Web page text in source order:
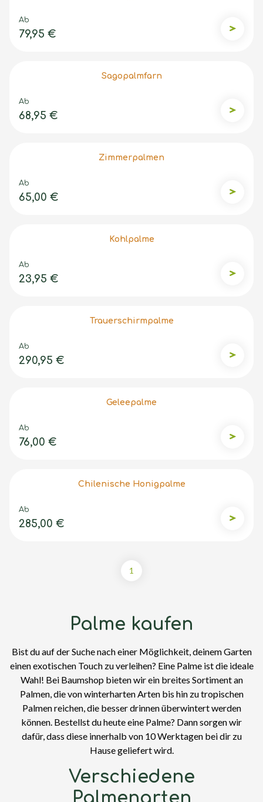
Ab
79,95 €
Sagopalmfarn
Ab
68,95 €
Zimmerpalmen
Ab
65,00 €
Kohlpalme
Ab
23,95 €
Trauerschirmpalme
Ab
290,95 €
Geleepalme
Ab
76,00 €
Chilenische Honigpalme
Ab
285,00 €
1
Palme kaufen
Bist du auf der Suche nach einer Möglichkeit, deinem Garten
einen exotischen Touch zu verleihen? Eine Palme ist die ideale
Wahl! Bei Baumshop bieten wir ein breites Sortiment an
Palmen, die von winterharten Arten bis hin zu tropischen
Palmen reichen, die besser drinnen überwintert werden
können. Bestellst du heute eine Palme? Dann sorgen wir
dafür, dass diese innerhalb von 10 Werktagen bei dir zu
Hause geliefert wird.
Verschiedene